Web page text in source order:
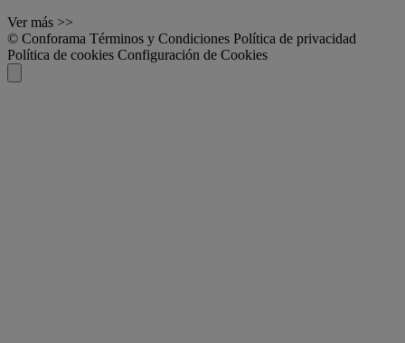
Ver más >>
© Conforama Términos y Condiciones Política de privacidad
Política de cookies Configuración de Cookies